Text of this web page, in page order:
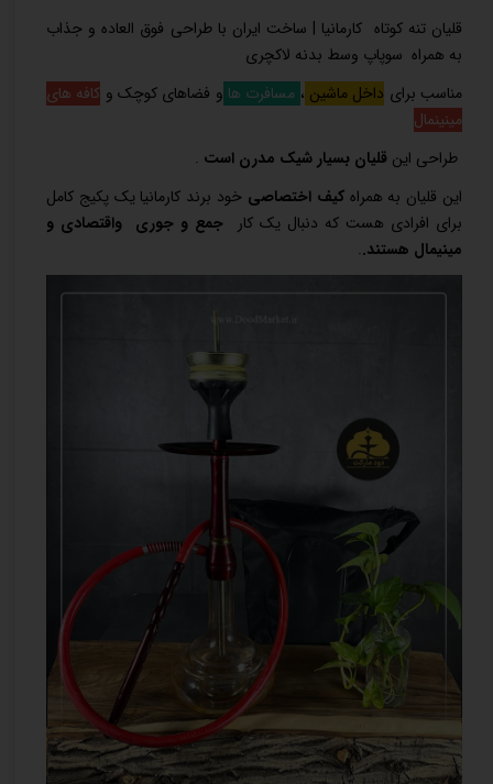
قلیان تنه کوتاه کارمانیا | ساخت ایران با طراحی فوق العاده و جذاب
به همراه سوپاپ وسط بدنه لاکچری
مناسب برای داخل ماشین ، مسافرت ها و فضاهای کوچک و کافه های
مینینمال
طراحی این قلیان بسیار شیک مدرن است .
این قلیان به همراهکیف اختصاصی خود برند کارمانیا یک پکیج کامل
برای افرادی هست که دنبال یک کار
جمع و جوری واقتصادی و
مینیمال هستند..